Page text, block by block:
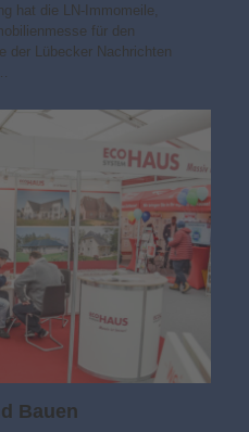
hat die LN-Immomeile,
für den
der Lübecker Nachrichten
Bauen